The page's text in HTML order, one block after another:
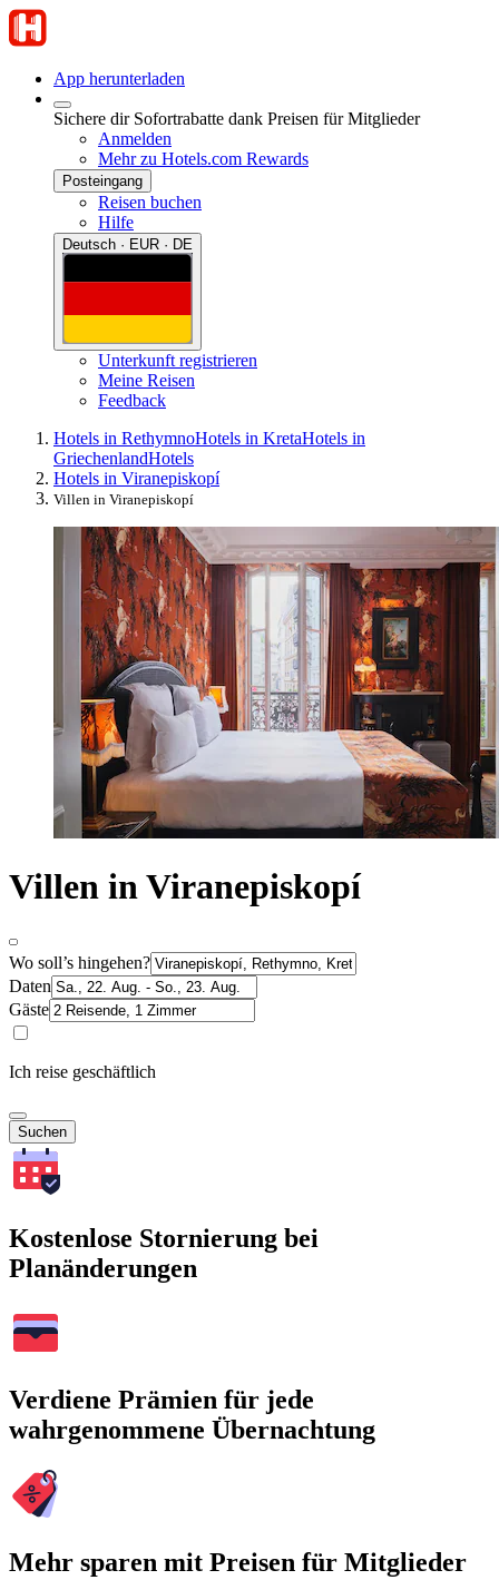
App herunterladen
Sichere dir Sofortrabatte dank Preisen für Mitglieder
Anmelden
Mehr zu Hotels.com Rewards
Posteingang
Reisen buchen
Hilfe
Deutsch · EUR · DE
Unterkunft registrieren
Meine Reisen
Feedback
Hotels in RethymnoHotels in KretaHotels in
GriechenlandHotels
Hotels in Viranepiskopí
Villen in Viranepiskopí
Villen in Viranepiskopí
Wo soll’s hingehen?
Daten
Gäste
Ich reise geschäftlich
Suchen
Kostenlose Stornierung bei
Planänderungen
Verdiene Prämien für jede
wahrgenommene Übernachtung
Mehr sparen mit Preisen für Mitglieder